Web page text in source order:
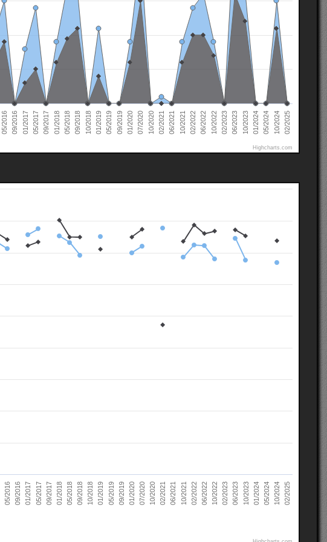
05/2016 09/2016 01/2017 05/2017 09/2017 01/2018 05/2018 09/2018 10/2018 01/2019 05/2019 09/2019 01/2020 07/2020 10/2020 02/2021 06/2021 10/2021 02/2022 06/2022 10/2022 02/2023 06/2023 10/2023 01/2024 05/2024 10/2024 02/2025
Highcharts.com
05/2016 09/2016 01/2017 05/2017 09/2017 01/2018 05/2018 09/2018 10/2018 01/2019 05/2019 09/2019 01/2020 07/2020 10/2020 02/2021 06/2021 10/2021 02/2022 06/2022 10/2022 02/2023 06/2023 10/2023 01/2024 05/2024 10/2024 02/2025